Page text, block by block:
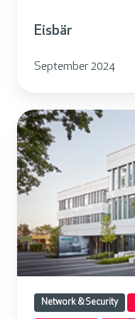
Eisbär
September 2024
B
e
t
t
e
Network & Security